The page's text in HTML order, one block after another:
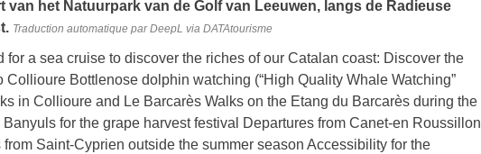
het Natuurpark van de Golf van Leeuwen, langs de Radieuse
Traduction automatique par DeepL via DATAtourisme
for a sea cruise to discover the riches of our Catalan coast: Discover the
Bottlenose dolphin watching (“High Quality Whale Watching”
in Collioure and Le Barcarès Walks on the Etang du Barcarès during the
for the grape harvest festival Departures from Canet-en Roussillon
Saint-Cyprien outside the summer season Accessibility for the